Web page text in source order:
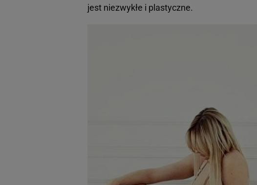
jest niezwykłe i plastyczne.